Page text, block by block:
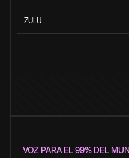
ZULU
VOZ PARA EL 99% DEL